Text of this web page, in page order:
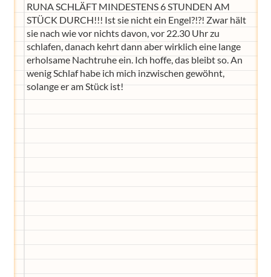
RUNA SCHLÄFT MINDESTENS 6 STUNDEN AM
STÜCK DURCH!!! Ist sie nicht ein Engel?!?! Zwar hält
sie nach wie vor nichts davon, vor 22.30 Uhr zu
schlafen, danach kehrt dann aber wirklich eine lange
erholsame Nachtruhe ein. Ich hoffe, das bleibt so. An
wenig Schlaf habe ich mich inzwischen gewöhnt,
solange er am Stück ist!